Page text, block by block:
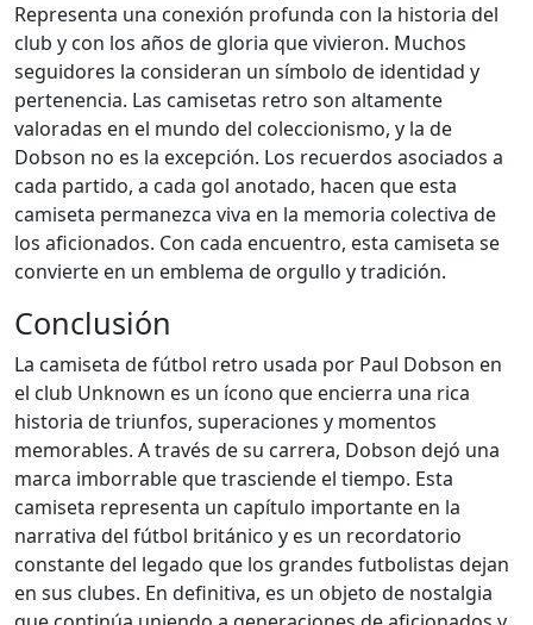
Representa una conexión profunda con la historia del
club y con los años de gloria que vivieron. Muchos
seguidores la consideran un símbolo de identidad y
pertenencia. Las camisetas retro son altamente
valoradas en el mundo del coleccionismo, y la de
Dobson no es la excepción. Los recuerdos asociados a
cada partido, a cada gol anotado, hacen que esta
camiseta permanezca viva en la memoria colectiva de
los aficionados. Con cada encuentro, esta camiseta se
convierte en un emblema de orgullo y tradición.
Conclusión
La camiseta de fútbol retro usada por Paul Dobson en
el club Unknown es un ícono que encierra una rica
historia de triunfos, superaciones y momentos
memorables. A través de su carrera, Dobson dejó una
marca imborrable que trasciende el tiempo. Esta
camiseta representa un capítulo importante en la
narrativa del fútbol británico y es un recordatorio
constante del legado que los grandes futbolistas dejan
en sus clubes. En definitiva, es un objeto de nostalgia